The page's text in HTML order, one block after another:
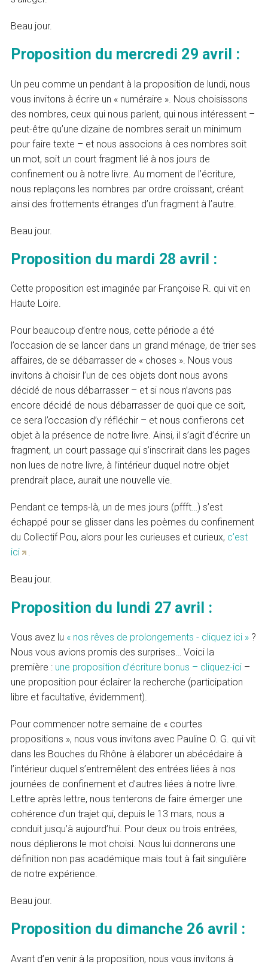
Beau jour.
Proposition du mercredi 29 avril :
Un peu comme un pendant à la proposition de lundi, nous
vous invitons à écrire un « numéraire ». Nous choisissons
des nombres, ceux qui nous parlent, qui nous intéressent –
peut-être qu’une dizaine de nombres serait un minimum
pour faire texte – et nous associons à ces nombres soit
un mot, soit un court fragment lié à nos jours de
confinement ou à notre livre. Au moment de l’écriture,
nous replaçons les nombres par ordre croissant, créant
ainsi des frottements étranges d’un fragment à l’autre.
Beau jour.
Proposition du mardi 28 avril :
Cette proposition est imaginée par Françoise R. qui vit en
Haute Loire.
Pour beaucoup d’entre nous, cette période a été
l’occasion de se lancer dans un grand ménage, de trier ses
affaires, de se débarrasser de « choses ». Nous vous
invitons à choisir l’un de ces objets dont nous avons
décidé de nous débarrasser – et si nous n’avons pas
encore décidé de nous débarrasser de quoi que ce soit,
ce sera l’occasion d’y réfléchir – et nous confierons cet
objet à la présence de notre livre. Ainsi, il s’agit d’écrire un
fragment, un court passage qui s’inscrirait dans les pages
non lues de notre livre, à l’intérieur duquel notre objet
prendrait place, aurait une nouvelle vie.
Pendant ce temps-là, un de mes jours (pffft…) s’est
échappé pour se glisser dans les poèmes du confinement
du Collectif Pou, alors pour les curieuses et curieux, c’est
ici
.
Beau jour.
Proposition du lundi 27 avril :
Vous avez lu « nos rêves de prolongements - cliquez ici » ?
Nous vous avions promis des surprises… Voici la
première : une proposition d’écriture bonus – cliquez-ici –
une proposition pour éclairer la recherche (participation
libre et facultative, évidemment).
Pour commencer notre semaine de « courtes
propositions », nous vous invitons avec Pauline O. G. qui vit
dans les Bouches du Rhône à élaborer un abécédaire à
l’intérieur duquel s’entremêlent des entrées liées à nos
journées de confinement et d’autres liées à notre livre.
Lettre après lettre, nous tenterons de faire émerger une
cohérence d’un trajet qui, depuis le 13 mars, nous a
conduit jusqu’à aujourd’hui. Pour deux ou trois entrées,
nous déplierons le mot choisi. Nous lui donnerons une
définition non pas académique mais tout à fait singulière
de notre expérience.
Beau jour.
Proposition du dimanche 26 avril :
Avant d’en venir à la proposition, nous vous invitons à